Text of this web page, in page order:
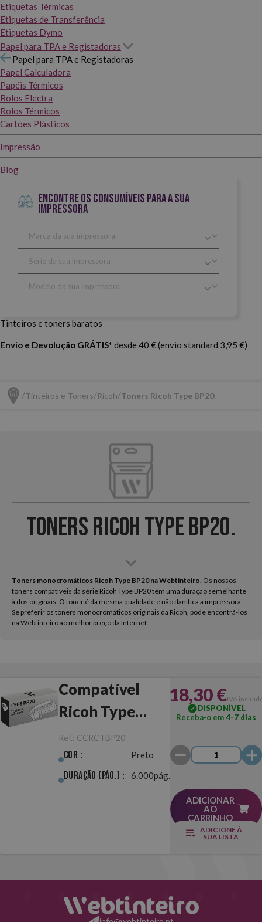
Etiquetas Térmicas
Etiquetas de Transferência
Etiquetas Dymo
Papel para TPA e Registadoras
Papel para TPA e Registadoras
Papel Calculadora
Papéis Térmicos
Rolos Electra
Rolos Térmicos
Cartões Plásticos
Impressão
Blog
ENCONTRE OS CONSUMÍVEIS PARA A SUA
IMPRESSORA
Tinteiros e toners baratos
Envio e Devolução GRÁTIS* desde 40 € (envio standard 3,95 €)
Tinteiros e Toners Ricoh Toners Ricoh Type BP20.
Toners Ricoh Type BP20.
Toners monocromáticos Ricoh Type BP20 na Webtinteiro. Os nossos
toners compatíveis da série Ricoh Type BP20 têm uma duração semelhante
à dos originais. O toner é da mesma qualidade e não danifica a impressora.
Se preferir os toners monocromáticos originais da Ricoh, pode encontrá-los
na Webtinteiro ao melhor preço da Internet.
Compatível
Ricoh Type
BP20 Preto
Ref.: CCRCTBP20
Cor : Preto
Duração (pág.) : 6.000pág.
18,30 €IVA
DISPONÍVEL
Receba-o em4-7 dias
ADICIONAR
AO
CARRINHO
ADICIONE À
SUA LISTA